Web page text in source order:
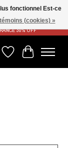
SHIPPING ON ORDERS
30% OFF
Liste de souhaits
Panier
fonctionnel Est-ce
(cookies) »